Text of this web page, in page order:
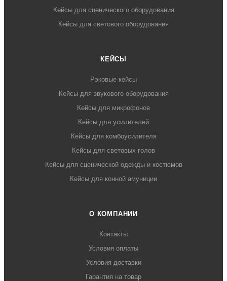
Кейсы для сценического оборудования
Кейсы для светового оборудования
КЕЙСЫ
Рэковые кейсы
Кейсы для звукового оборудования
Кейсы для микрофонов
Кейсы для усилителей
Кейсы для комбоусилителя
Кейсы для световых голов
Кейсы для сценической одежды и костюмов
Кейсы для конной амуниции
О КОМПАНИИ
Контакты
Условия оплаты
Условия доставки
Гарантия на товар